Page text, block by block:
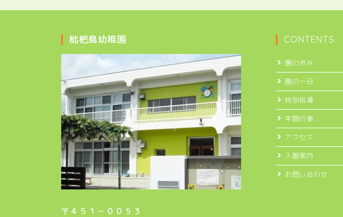
枇杷島幼稚園
〒４５１－００５３
CONTENTS
園の歩み
園の一日
特別指導
年間行事
アクセス
入園案内
お問い合わせ